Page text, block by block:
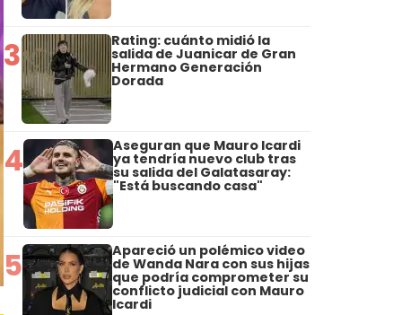
3 Rating: cuánto midió la
salida de Juanicar de Gran
Hermano Generación
Dorada
4 Aseguran que Mauro Icardi
ya tendría nuevo club tras
su salida del Galatasaray:
"Está buscando casa"
5 Apareció un polémico video
de Wanda Nara con sus hijas
que podría comprometer su
conflicto judicial con Mauro
Icardi